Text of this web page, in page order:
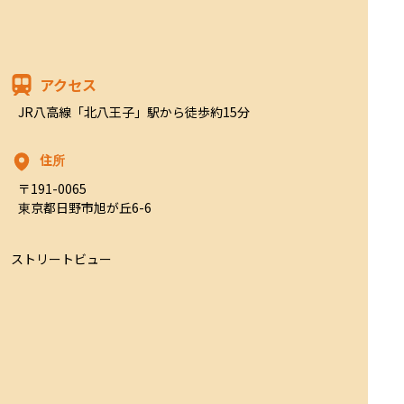
アクセス
JR八高線「北八王子」駅から徒歩約15分
住所
〒191-0065
東京都日野市旭が丘6-6
ストリートビュー